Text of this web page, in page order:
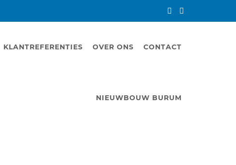
KLANTREFERENTIES OVER ONS CONTACT
NIEUWBOUW BURUM